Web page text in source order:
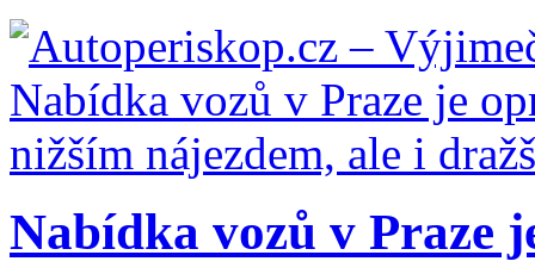
Nabídka vozů v Praze